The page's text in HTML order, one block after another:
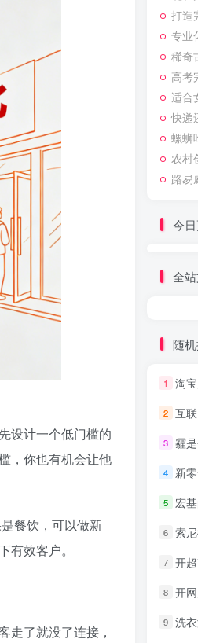
设计一个低门槛的
，你也有机会让他
餐饮，可以做新
效客户。
走了就没了连接，
打造
专业
稀奇
高考
适合
快递
螺蛳
农村
路易
今
全
随
1 淘宝
2 互联
3 霾
4 新零
5 宏基的
6 索尼
7 开超
8 开网
9 洗